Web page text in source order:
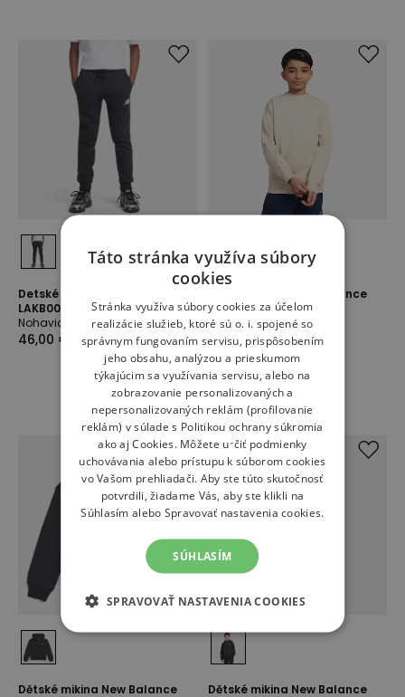
Detské nohavice New Balance
LAKB0007BK - čierne
Nohavice
46,00 €
Dětské mikina New Balance
LAKB0055TWF - béžové
Bundy
30,00 €
Dětské mikina New Balance
Dětské mikina New Balance
Táto stránka využíva súbory
cookies
Stránka využíva súbory cookies za účelom
realizácie služieb, ktoré sú o. i. spojené so
správnym fungovaním servisu, prispôsobením
jeho obsahu, analýzou a prieskumom
týkajúcim sa využívania servisu, alebo na
zobrazovanie personalizovaných a
nepersonalizovaných reklám (profilovanie
reklám) v súlade s Politikou ochrany súkromia
ako ajCookies. Môžete určiť podmienky
uchovávania alebo prístupu k súborom cookies
vo Vašom prehliadači. Aby ste túto skutočnosť
potvrdili, žiadame Vás, aby ste klikli na
Súhlasím alebo Spravovať nastavenia cookies.
SÚHLASÍM
SPRAVOVAŤ NASTAVENIA COOKIES